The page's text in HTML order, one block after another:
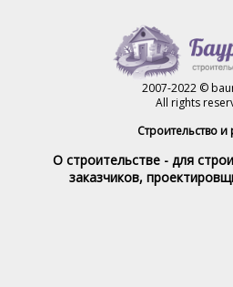
2007-2022 ©
All rights
Строительство и
О строительстве - для
заказчиков,